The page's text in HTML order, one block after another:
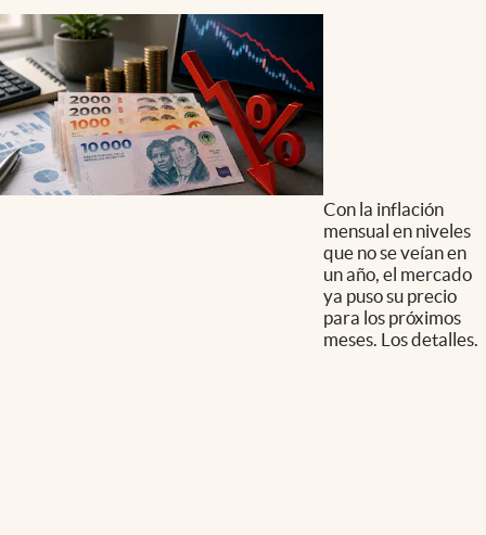
Con la inflación
mensual en niveles
que no se veían en
un año, el mercado
ya puso su precio
para los próximos
meses. Los detalles.